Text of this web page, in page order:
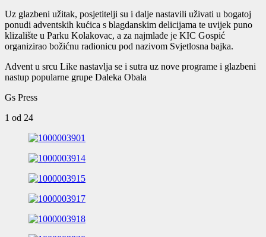
Uz glazbeni užitak, posjetitelji su i dalje nastavili uživati u bogatoj
ponudi adventskih kućica s blagdanskim delicijama te uvijek puno
klizalište u Parku Kolakovac, a za najmlađe je KIC Gospić
organizirao božićnu radionicu pod nazivom Svjetlosna bajka.
Advent u srcu Like nastavlja se i sutra uz nove programe i glazbeni
nastup popularne grupe Daleka Obala
Gs Press
1 od 24